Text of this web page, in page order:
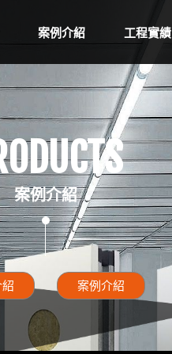
案例介紹 工程實績
案例介紹
案例介紹